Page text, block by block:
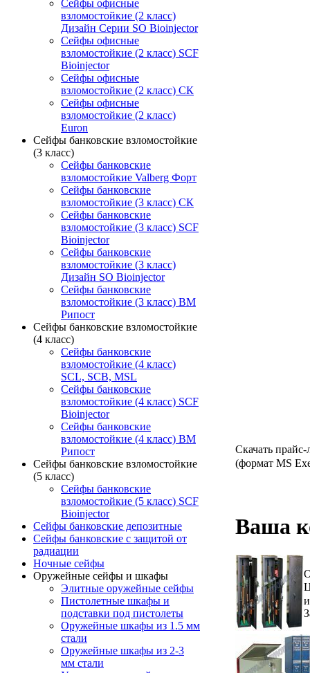
Сейфы офисные
взломостойкие (2 класс)
Дизайн Серии SO Bioinjector
Сейфы офисные
взломостойкие (2 класс) SCF
Bioinjector
Сейфы офисные
взломостойкие (2 класс) СК
Сейфы офисные
взломостойкие (2 класс)
Euron
Сейфы банковские взломостойкие
(3 класс)
Сейфы банковские
взломостойкие Valberg Форт
Сейфы банковские
взломостойкие (3 класс) СК
Сейфы банковские
взломостойкие (3 класс) SCF
Bioinjector
Сейфы банковские
взломостойкие (3 класс)
Дизайн SO Bioinjector
Сейфы банковские
взломостойкие (3 класс) ВМ
Рипост
Сейфы банковские взломостойкие
(4 класс)
Сейфы банковские
взломостойкие (4 класс)
SCL, SCB, MSL
Сейфы банковские
взломостойкие (4 класс) SCF
Bioinjector
Сейфы банковские
взломостойкие (4 класс) ВМ
Рипост
Сейфы банковские взломостойкие
(5 класс)
Сейфы банковские
взломостойкие (5 класс) SCF
Bioinjector
Сейфы банковские депозитные
Сейфы банковские с защитой от
радиации
Ночные сейфы
Оружейные сейфы и шкафы
Элитные оружейные сейфы
Пистолетные шкафы и
подставки под пистолеты
Оружейные шкафы из 1.5 мм
стали
Оружейные шкафы из 2-3
мм стали
Скачать прайс-
(формат MS
Ваша